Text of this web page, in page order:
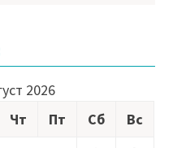
2026
Чт Пт Сб
Вс